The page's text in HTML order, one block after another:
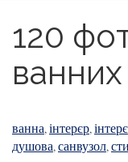
120
ванних
ванна,інтерєр,
душова,санвузол,